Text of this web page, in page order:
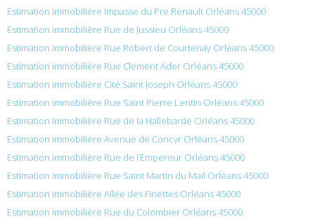
Estimation immobilière Impasse du Pre Renault Orléans 45000
Estimation immobilière Rue de Jussieu Orléans 45000
Estimation immobilière Rue Robert de Courtenay Orléans 45000
Estimation immobilière Rue Clement Ader Orléans 45000
Estimation immobilière Cité Saint Joseph Orléans 45000
Estimation immobilière Rue Saint Pierre Lentin Orléans 45000
Estimation immobilière Rue de la Hallebarde Orléans 45000
Estimation immobilière Avenue de Concyr Orléans 45000
Estimation immobilière Rue de l’Empereur Orléans 45000
Estimation immobilière Rue Saint Martin du Mail Orléans 45000
Estimation immobilière Allée des Finettes Orléans 45000
Estimation immobilière Rue du Colombier Orléans 45000